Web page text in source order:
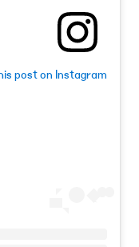
post on Instagram